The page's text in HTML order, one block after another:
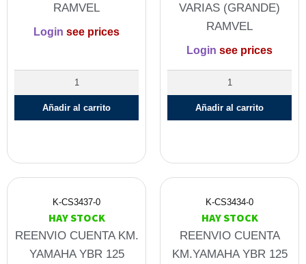
RAMVEL
Login see prices
Añadir al carrito
VARIAS (GRANDE)
RAMVEL
Login see prices
Añadir al carrito
K-CS3437-0
HAY STOCK
REENVIO CUENTA KM.
YAMAHA YBR 125
K-CS3434-0
HAY STOCK
REENVIO CUENTA
KM.YAMAHA YBR 125